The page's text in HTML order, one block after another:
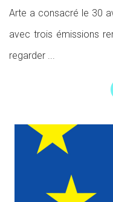
Arte a consacré le 30
avec trois émissions
regarder ...